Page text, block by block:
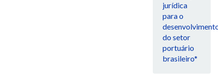
jurídica
para o
do setor
portuário
brasileiro*